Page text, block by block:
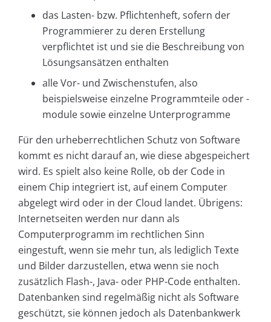
das Lasten- bzw. Pflichtenheft, sofern der
Programmierer zu deren Erstellung
verpflichtet ist und sie die Beschreibung von
Lösungsansätzen enthalten
alle Vor- und Zwischenstufen, also
beispielsweise einzelne Programmteile oder -
module sowie einzelne Unterprogramme
Für den urheberrechtlichen Schutz von Software
kommt es nicht darauf an, wie diese abgespeichert
wird. Es spielt also keine Rolle, ob der Code in
einem Chip integriert ist, auf einem Computer
abgelegt wird oder in der Cloud landet. Übrigens:
Internetseiten werden nur dann als
Computerprogramm im rechtlichen Sinn
eingestuft, wenn sie mehr tun, als lediglich Texte
und Bilder darzustellen, etwa wenn sie noch
zusätzlich Flash-, Java- oder PHP-Code enthalten.
Datenbanken sind regelmäßig nicht als Software
geschützt, sie können jedoch als Datenbankwerk